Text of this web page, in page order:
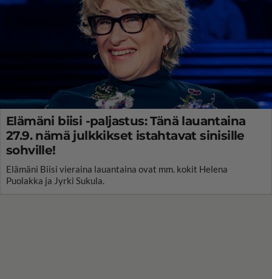
Elämäni biisi -paljastus: Tänä lauantaina
27.9. nämä julkkikset istahtavat sinisille
sohville!
Elämäni Biisi vieraina lauantaina ovat mm. kokit Helena
Puolakka ja Jyrki Sukula.